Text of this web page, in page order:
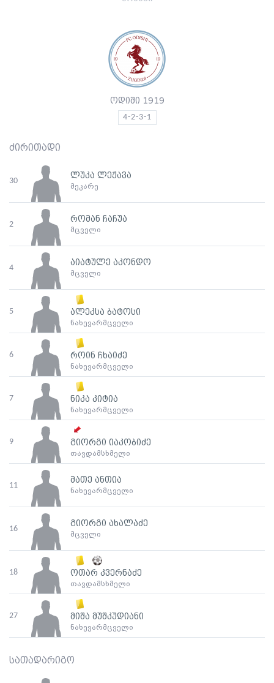
ოდიში 1919
4-2-3-1
ძირითადი
30
ლუკა ლეჟავა
მეკარე
2
რომან ჩაჩუა
მცველი
4
აიატულე აკონდო
მცველი
5 ალეკსა ბატოსი
ნახევარმცველი
6 როინ ჩხაიძე
ნახევარმცველი
7 ნიკა კიტია
ნახევარმცველი
9 გიორგი იაკობიძე
თავდამსხმელი
11
მათე ანთია
ნახევარმცველი
16
გიორგი ახალაძე
მცველი
18 ოთარ კვერნაძე
თავდამსხმელი
27 მიშა მუშკუდიანი
ნახევარმცველი
სათადარიგო